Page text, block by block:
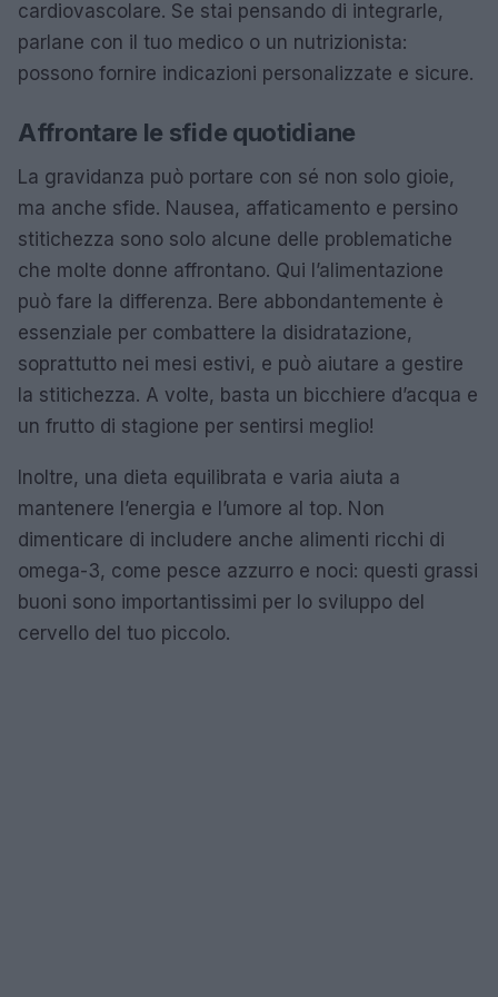
cardiovascolare. Se stai pensando di integrarle,
parlane con il tuo medico o un nutrizionista:
possono fornire indicazioni personalizzate e sicure.
Affrontare le sfide quotidiane
La gravidanza può portare con sé non solo gioie,
ma anche sfide. Nausea, affaticamento e persino
stitichezza sono solo alcune delle problematiche
che molte donne affrontano. Qui l’alimentazione
può fare la differenza. Bere abbondantemente è
essenziale per combattere la disidratazione,
soprattutto nei mesi estivi, e può aiutare a gestire
la stitichezza. A volte, basta un bicchiere d’acqua e
un frutto di stagione per sentirsi meglio!
Inoltre, una dieta equilibrata e varia aiuta a
mantenere l’energia e l’umore al top. Non
dimenticare di includere anche alimenti ricchi di
omega-3, come pesce azzurro e noci: questi grassi
buoni sono importantissimi per lo sviluppo del
cervello del tuo piccolo.